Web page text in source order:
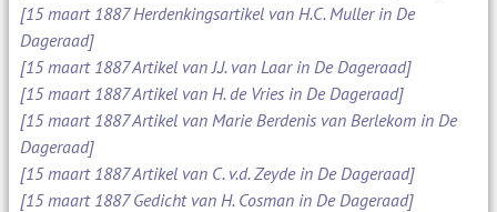
[15 maart 1887 Herdenkingsartikel van H.C. Muller in De
Dageraad]
[15 maart 1887 Artikel van J.J. van Laar in De Dageraad]
[15 maart 1887 Artikel van H. de Vries in De Dageraad]
[15 maart 1887 Artikel van Marie Berdenis van Berlekom in De
Dageraad]
[15 maart 1887 Artikel van C. v.d. Zeyde in De Dageraad]
[15 maart 1887 Gedicht van H. Cosman in De Dageraad]